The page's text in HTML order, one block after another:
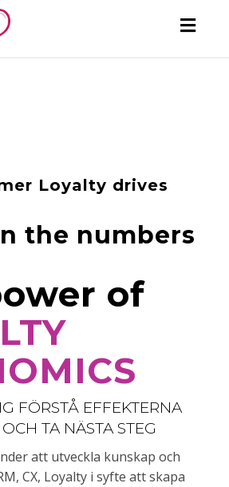
Loyalty drives
the numbers
of
FÖRSTÅ EFFEKTERNA
TA NÄSTA STEG
att utveckla kunskap och
CX, Loyalty i syfte att skapa